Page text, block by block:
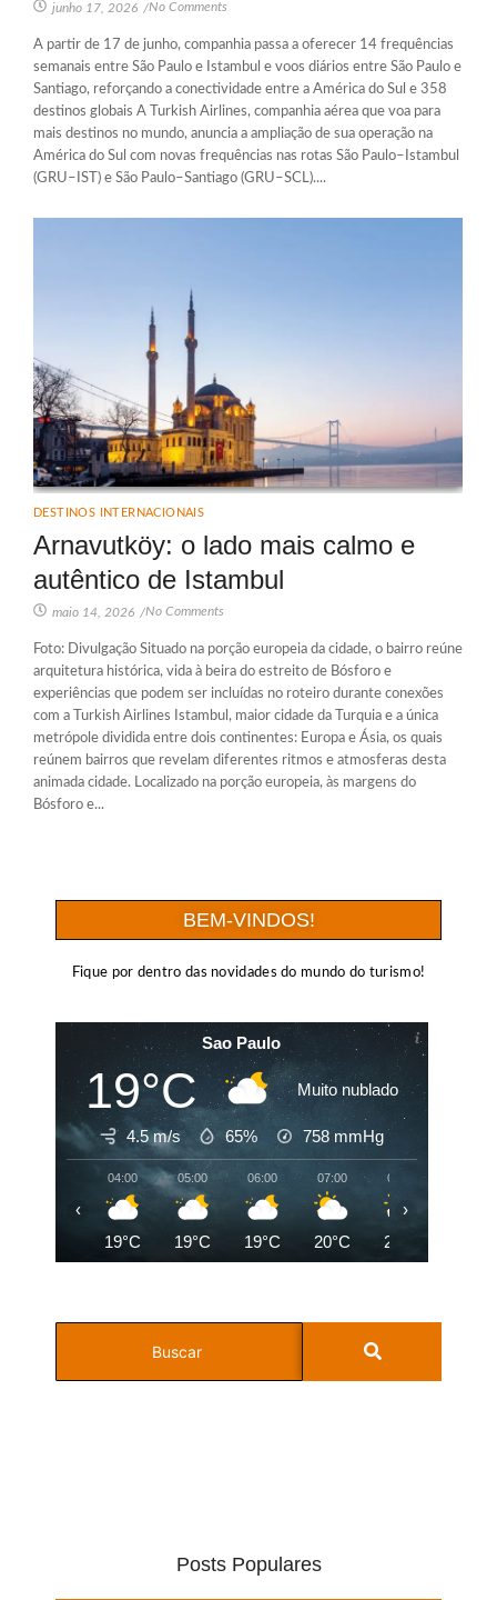
junho 17, 2026 /No Comments
A partir de 17 de junho, companhia passa a oferecer 14 frequências
semanais entre São Paulo e Istambul e voos diários entre São Paulo e
Santiago, reforçando a conectividade entre a América do Sul e 358
destinos globais A Turkish Airlines, companhia aérea que voa para
mais destinos no mundo, anuncia a ampliação de sua operação na
América do Sul com novas frequências nas rotas São Paulo–Istambul
(GRU–IST) e São Paulo–Santiago (GRU–SCL)....
DESTINOS INTERNACIONAIS
Arnavutköy: o lado mais calmo e
autêntico de Istambul
maio 14, 2026 /No Comments
Foto: Divulgação Situado na porção europeia da cidade, o bairro reúne
arquitetura histórica, vida à beira do estreito de Bósforo e
experiências que podem ser incluídas no roteiro durante conexões
com a Turkish Airlines Istambul, maior cidade da Turquia e a única
metrópole dividida entre dois continentes: Europa e Ásia, os quais
reúnem bairros que revelam diferentes ritmos e atmosferas desta
animada cidade. Localizado na porção europeia, às margens do
Bósforo e...
BEM-VINDOS!
Fique por dentro das novidades do mundo do turismo!
Sao Paulo
19°C Muito nublado
4.5 m/s 65% 758 mmHg
04:00
19°C
05:00
19°C
06:00
19°C
07:00
20°C
08:00
21°C
‹ ›
Posts Populares